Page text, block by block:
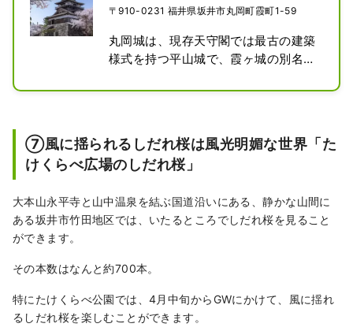
〒910-0231 福井県坂井市丸岡町霞町1-59
丸岡城は、現存天守閣では最古の建築
様式を持つ平山城で、霞ヶ城の別名の
想的でひときわ美しいお城です。戦国
が甥の勝豊に築かせました。
国の重要文化財で、外観は二層、内部
ら積み”という古い方式で、すき間が
多く粗雑な印象ながら排水がよく大雨
丸岡城築城400年を記念して造られた
日本庭園式公園があり、歴史民俗資料
⑦風に揺られるしだれ桜は風光明媚な世界「た
けくらべ広場のしだれ桜」
大本山永平寺と山中温泉を結ぶ国道沿いにある、静かな山間に
ある坂井市竹田地区では、いたるところでしだれ桜を見ること
ができます。
その本数はなんと約700本。
特にたけくらべ公園では、4月中旬からGWにかけて、風に揺れ
るしだれ桜を楽しむことができます。